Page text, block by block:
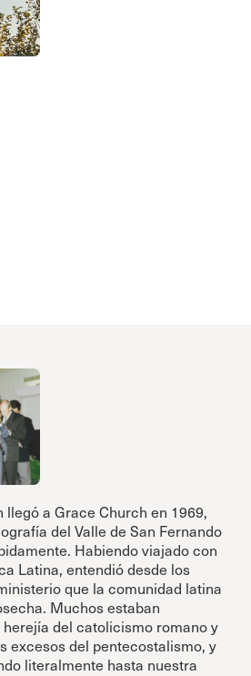
llegó a Grace Church en 1969,
del Valle de San Fernando
Habiendo viajado con
Latina, entendió desde los
que la comunidad latina
Muchos estaban
del catolicismo romano y
excesos del pentecostalismo, y
literalmente hasta nuestra